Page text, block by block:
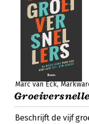
Marc van Eck
Beschrijft de vijf